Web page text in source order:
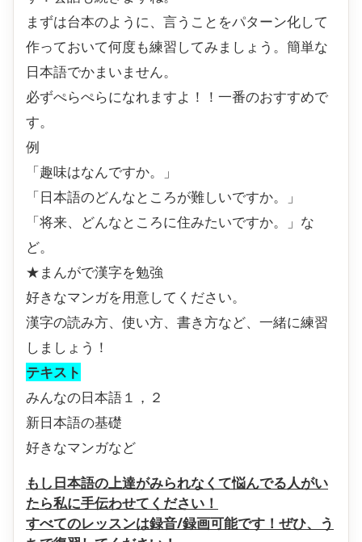
まずは台本のように、言うことをパターン化して
作っておいて何度も練習してみましょう。簡単な
日本語でかまいません。
必ずぺらぺらになれますよ！！一番のおすすめで
す。
例
「趣味はなんですか。」
「日本語のどんなところが難しいですか。」
「将来、どんなところに住みたいですか。」な
ど。
★まんがで漢字を勉強
好きなマンガを用意してください。
漢字の読み方、使い方、書き方など、一緒に練習
しましょう！
テキスト
みんなの日本語１，２
新日本語の基礎
好きなマンガなど
もし日本語の上達がみられなくて悩んでる人がい
たら私に手伝わせてください！
すべてのレッスンは録音/録画可能です！ぜひ、う